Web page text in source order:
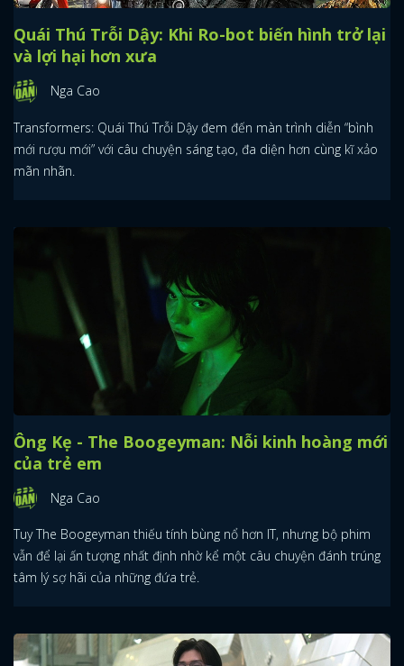
Quái Thú Trỗi Dậy: Khi Ro-bot biến hình trở lại
và lợi hại hơn xưa
Nga Cao
Transformers: Quái Thú Trỗi Dậy đem đến màn trình diễn “bình
mới rượu mới” với câu chuyện sáng tạo, đa diện hơn cùng kĩ xảo
mãn nhãn.
Ông Kẹ - The Boogeyman: Nỗi kinh hoàng mới
của trẻ em
Nga Cao
Tuy The Boogeyman thiếu tính bùng nổ hơn IT, nhưng bộ phim
vẫn để lại ấn tượng nhất định nhờ kể một câu chuyện đánh trúng
tâm lý sợ hãi của những đứa trẻ.